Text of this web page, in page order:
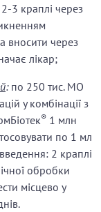
3 краплі через
вносити через
лікар;
:по 250 тис. МО
у комбінації з
® 1 млн
по 1 мл
2 краплі
обробки
місцево у